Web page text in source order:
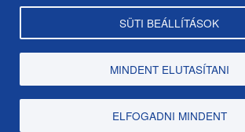
SÜTI BEÁLLÍTÁSOK
MINDENT ELUTASÍTANI
ELFOGADNI MINDENT
Copyright © Dunaszerdahely város, 2025